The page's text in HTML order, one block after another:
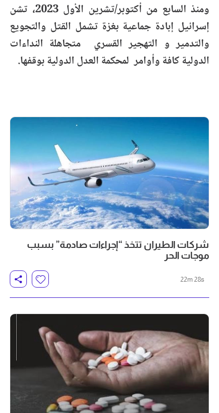
ومنذ السابع من أكتوبر/تشرين الأول 2023، تشن
إسرائيل إبادة جماعية بغزة تشمل القتل والتجويع
والتدمير و التهجير القسري متجاهلة النداءات
الدولية كافة وأوامر لمحكمة العدل الدولية بوقفها.
شركات الطيران تتخذ “إجراءات صادمة” بسبب
موجات الحر
22m 28s